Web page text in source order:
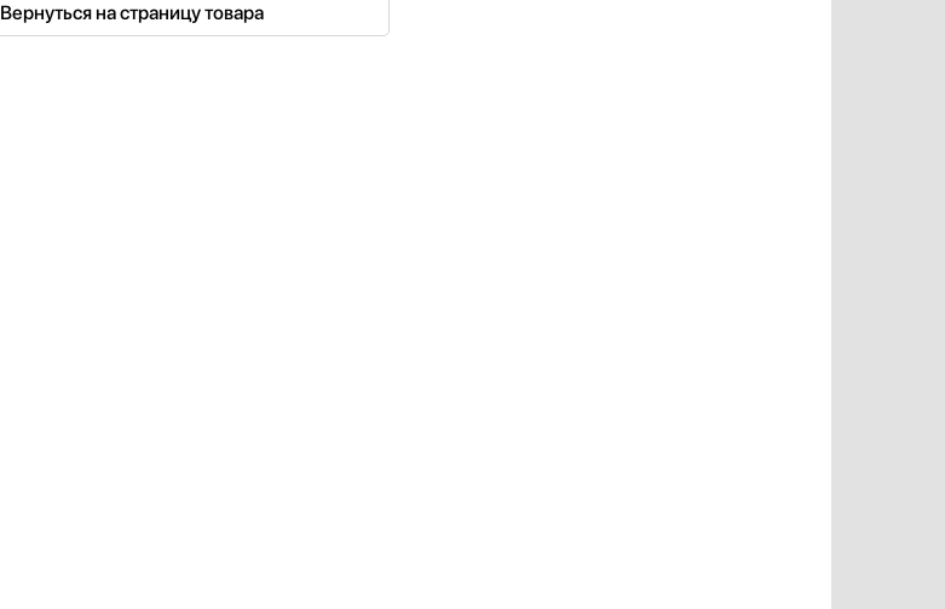
Вернуться на страницу товара